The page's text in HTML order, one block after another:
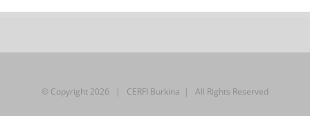
© Copyright 2026 | CERFI Burkina | All Rights Reserved